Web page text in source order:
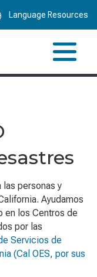
Language Resources
personas y
Ayudamos
en los Centros de
por las
Servicios de
(Cal OES, por sus